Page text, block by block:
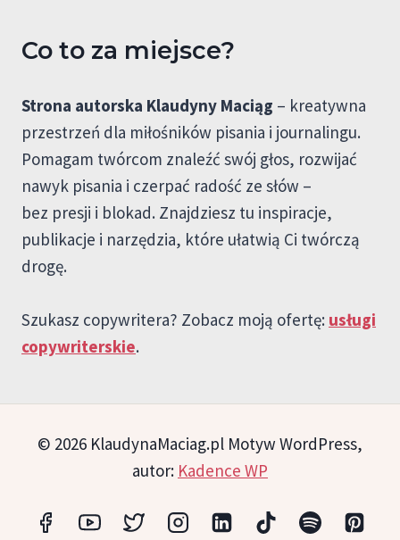
Co to za miejsce?
Strona autorska Klaudyny Maciąg – kreatywna
przestrzeń dla miłośników pisania i journalingu.
Pomagam twórcom znaleźć swój głos, rozwijać
nawyk pisania i czerpać radość ze słów –
bez presji i blokad. Znajdziesz tu inspiracje,
publikacje i narzędzia, które ułatwią Ci twórczą
drogę.
Szukasz copywritera? Zobacz moją ofertę: usługi
copywriterskie.
© 2026 KlaudynaMaciag.pl Motyw WordPress,
autor: Kadence WP